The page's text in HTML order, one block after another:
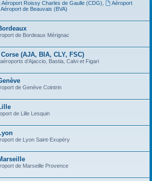
Aéroport Roissy Charles de Gaulle (CDG)
Aéroport
Aéroport de Beauvais (BVA)
de Bordeaux Mérignac
(AJA, BIA, CLY, FSC)
aéroports d'Ajaccio, Bastia, Calvi et Figari
de Genève Cointrin
de Lille Lesquin
de Lyon Saint-Exupéry
de Marseille Provence